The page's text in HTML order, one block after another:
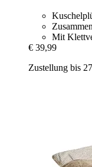
Mit
€ 39,99
Zustellung bis